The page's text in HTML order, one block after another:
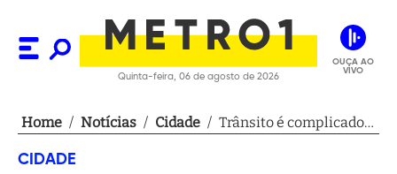
Quinta-feira, 06 de agosto de 2026
OUÇA AO
VIVO
Home / Notícias / Cidade / Trânsito é complicado
CIDADE